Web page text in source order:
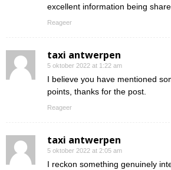
excellent information being
Reageer
taxi antwerpen
5 oktober 2022 at 1:22 am
I believe you have mentioned
points, thanks for the post.
Reageer
taxi antwerpen
5 oktober 2022 at 2:05 am
I reckon something genuinely